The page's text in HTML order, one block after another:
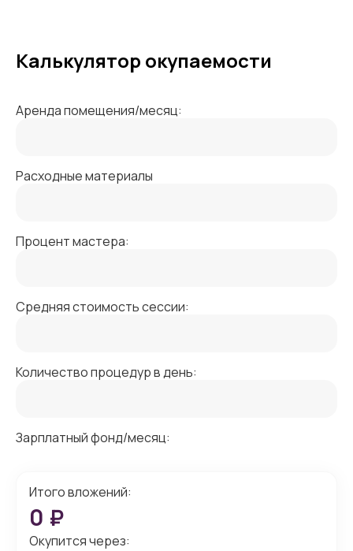
Калькулятор окупаемости
Аренда помещения/месяц:
Расходные материалы
Процент мастера:
Средняя стоимость сессии:
Количество процедур в день:
Зарплатный фонд/месяц:
Итого вложений:
0 ₽
Окупится через: